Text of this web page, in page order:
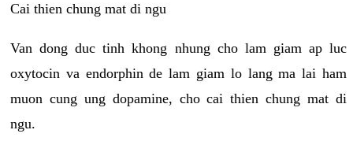
Cai thien chung mat di ngu
Van dong duc tinh khong nhung cho lam giam ap luc
oxytocin va endorphin de lam giam lo lang ma lai ham
muon cung ung dopamine, cho cai thien chung mat di
ngu.